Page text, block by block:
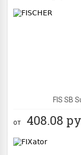
FIS SB
от 408.08